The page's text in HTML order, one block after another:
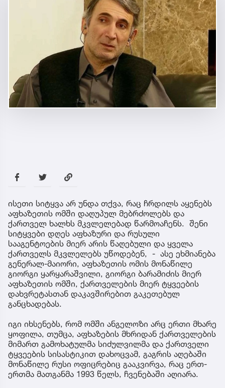
ისეთი სიტყვა არ უნდა თქვა, რაც ჩრდილს აყენებს
აფხაზეთის ომში დაღუპულ მებრძოლებს და
ქართველ ხალხს მკვლელებად წარმოაჩენს. შენი
სიტყვები დღეს აფხაზური და რუსული
სააგენტოების მიერ არის წაღებული და ყველა
ქართველს მკვლელებს უწოდებენ, - ასე ეხმიანება
გენერალ-მაიორი, აფხაზეთის ომის მონაწილე
გიორგი ყარყარაშვილი, გიორგი ბარამიძის მიერ
აფხაზეთის ომში, ქართველების მიერ ტყვეების
დახვრეტასთან დაკავშირებით გაკეთებულ
განცხადებას.
იგი იხსენებს, რომ ომში ანგელოზი არც ერთი მხარე
ყოფილა, თუმცა, აფხაზების მხრიდან ქართველების
მიმართ გამოხატულმა სიძულვილმა და ქართველი
ტყვეების სისასტიკით დახოცვამ, გაგრის აღებაში
მონაწილე რუსი ოფიცრებიც გააკვირვა, რაც ერთ-
ერთმა მათგანმა 1993 წელს, ჩვენებაში აღიარა.